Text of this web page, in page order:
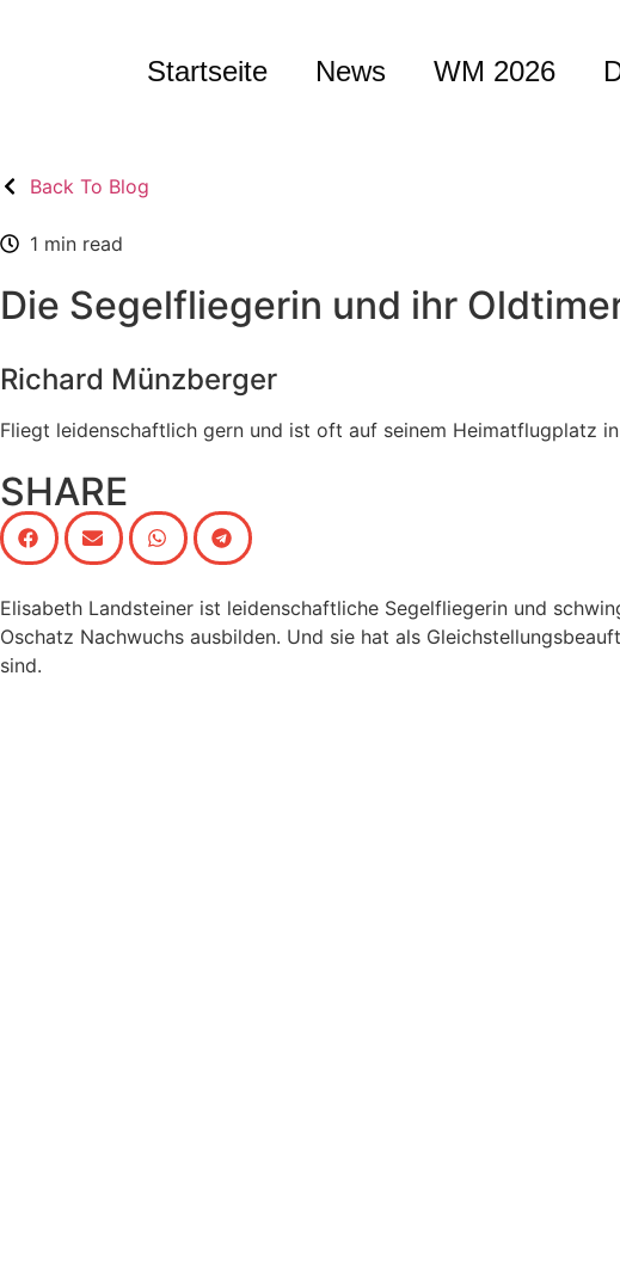
Startseite News WM 2026
Back To Blog
1 min read
Die Segelfliegerin und ihr
Richard Münzberger
Fliegt leidenschaftlich gern und ist oft auf seinem Heimatflugplatz
SHARE
Elisabeth Landsteiner ist leidenschaftliche Segelfliegerin und
Oschatz Nachwuchs ausbilden. Und sie hat als
sind.